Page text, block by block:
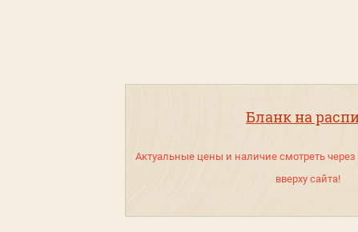
Бланк на
Актуальные цены и наличие смотреть через
вверху сайта!